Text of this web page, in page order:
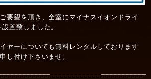
要望を頂き、全室にマイナスイオンドライ
置致しました。
ヤーについても無料レンタルしております
し付け下さいませ。